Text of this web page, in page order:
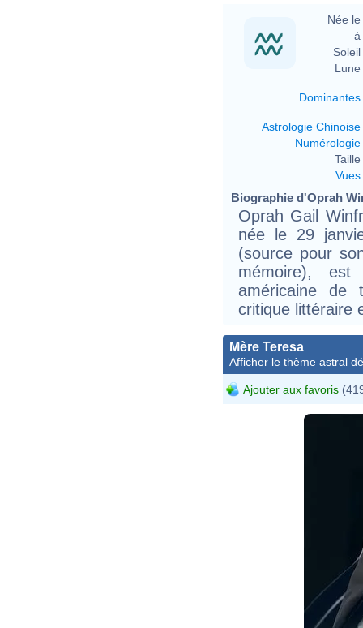
Née le
à
Soleil
Lune
Dominantes
Astrologie Chinoise
Numérologie
Taille
Vues
Biographie d'Oprah
Oprah Gail
née le 29
(source pour
mémoire),
américaine de
critique littéraire
Mère Teresa
Afficher le thème astral
Ajouter aux favoris